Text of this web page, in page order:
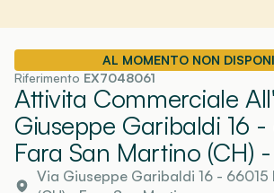
AL MOMENTO NON
Riferimento EX7048061
Attivita Commerciale
Giuseppe Garibaldi 16
Fara San Martino (CH)
Via Giuseppe Garibaldi 16 - 66015